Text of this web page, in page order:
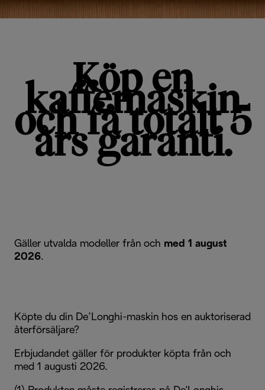
Köp en
kaffemaskin
och få totalt 5
års garanti.
Gäller utvalda modeller från och med 1 august
2026.
Köpte du din De’Longhi-maskin hos en auktoriserad
återförsäljare?
Erbjudandet gäller för produkter köpta från och
med 1 augusti 2026.